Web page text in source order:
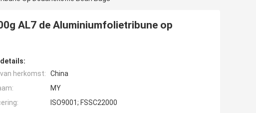
AL7 de Aluminiumfolietribune op
herkomst:
China
MY
ISO9001; FSSC22000